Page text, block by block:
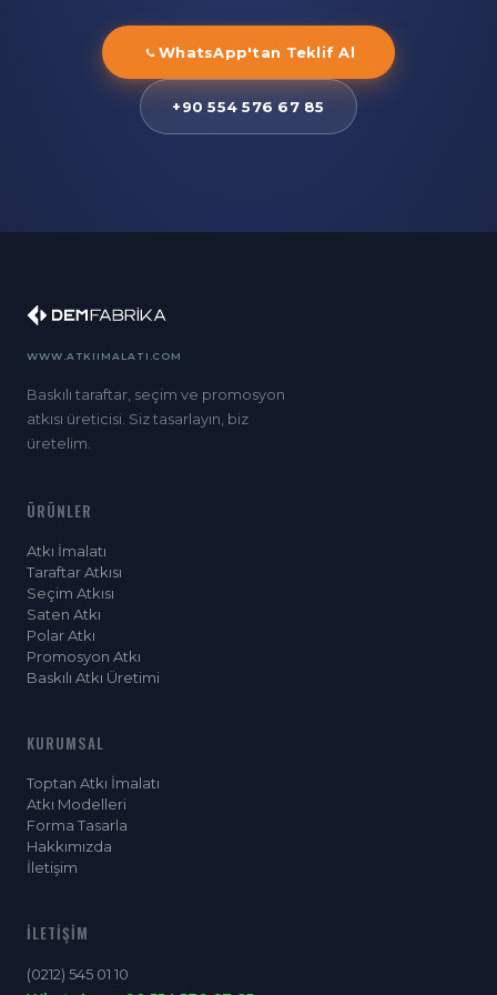
WhatsApp'tan Teklif Al
+90 554 576 67 85
WWW.ATKIIMALATI.COM
Baskılı taraftar, seçim ve promosyon
atkısı üreticisi. Siz tasarlayın, biz
üretelim.
ÜRÜNLER
Atkı İmalatı
Taraftar Atkısı
Seçim Atkısı
Saten Atkı
Polar Atkı
Promosyon Atkı
Baskılı Atkı Üretimi
KURUMSAL
Toptan Atkı İmalatı
Atkı Modelleri
Forma Tasarla
Hakkımızda
İletişim
İLETIŞIM
(0212) 545 01 10